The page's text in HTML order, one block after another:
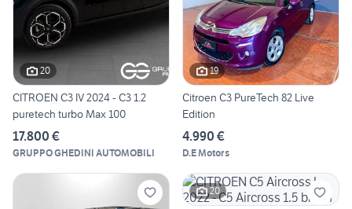
20
CITROEN C3 IV 2024 - C3 1.2
puretech turbo Max 100
17.800 €
GRUPPO GHEDINI AUTOMOBILI
19
Citroen C3 PureTech 82 Live
Edition
4.990 €
D.E Motors
20